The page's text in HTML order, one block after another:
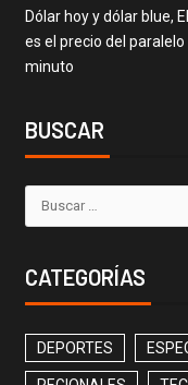
Dólar hoy y dólar blue,
es el precio del
minuto
BUSCAR
CATEGORÍAS
DEPORTES